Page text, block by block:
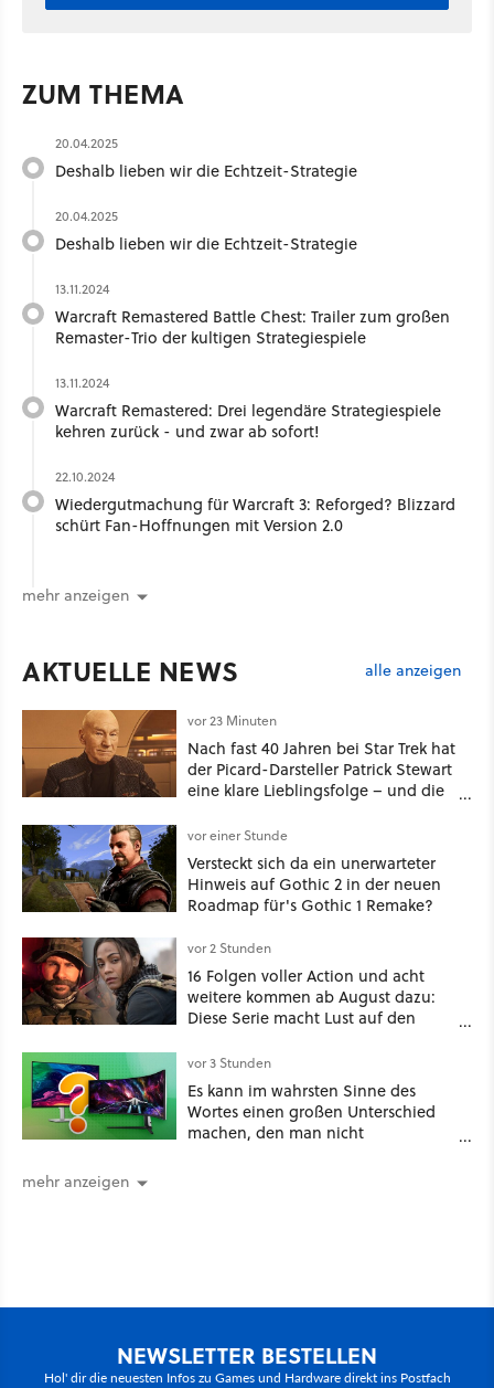
ZUM THEMA
20.04.2025
Deshalb lieben wir die Echtzeit-Strategie
20.04.2025
Deshalb lieben wir die Echtzeit-Strategie
13.11.2024
Warcraft Remastered Battle Chest: Trailer zum großen
Remaster-Trio der kultigen Strategiespiele
13.11.2024
Warcraft Remastered: Drei legendäre Strategiespiele
kehren zurück - und zwar ab sofort!
22.10.2024
Wiedergutmachung für Warcraft 3: Reforged? Blizzard
schürt Fan-Hoffnungen mit Version 2.0
mehr anzeigen
AKTUELLE NEWS alle anzeigen
vor 23 Minuten
Nach fast 40 Jahren bei Star Trek hat
der Picard-Darsteller Patrick Stewart
eine klare Lieblingsfolge – und die
vor einer Stunde
Versteckt sich da ein unerwarteter
Hinweis auf Gothic 2 in der neuen
Roadmap für's Gothic 1 Remake?
vor 2 Stunden
16 Folgen voller Action und acht
weitere kommen ab August dazu:
Diese Serie macht Lust auf den
vor 3 Stunden
Es kann im wahrsten Sinne des
Wortes einen großen Unterschied
machen, den man nicht
mehr anzeigen
NEWSLETTER BESTELLEN
Hol' dir die neuesten Infos zu Games und Hardware direkt ins Postfach